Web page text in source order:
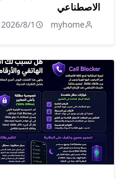
الاصطناعي
myhome
2026/8/1